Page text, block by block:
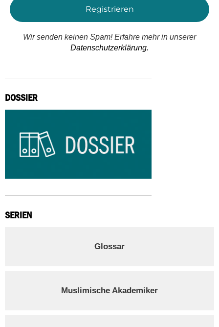
Wir senden keinen Spam! Erfahre mehr in unserer
Datenschutzerklärung.
DOSSIER
SERIEN
Glossar
Muslimische Akademiker